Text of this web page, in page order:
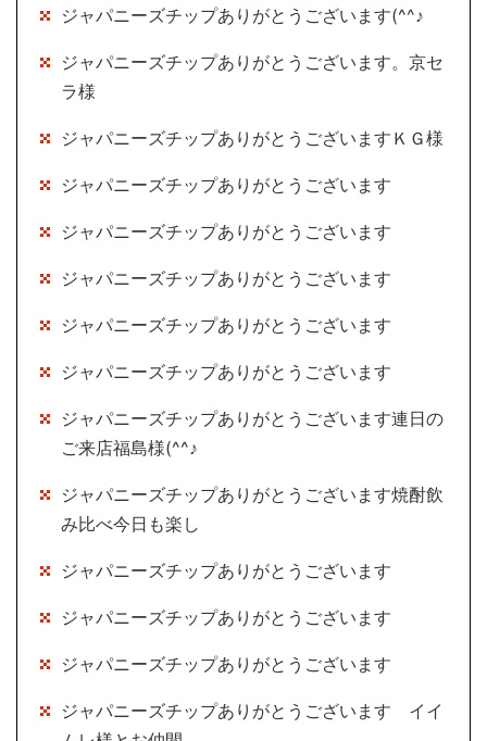
ジャパニーズチップありがとうございます(^^♪
ジャパニーズチップありがとうございます。京セ
ラ様
ジャパニーズチップありがとうございますＫＧ様
ジャパニーズチップありがとうございます
ジャパニーズチップありがとうございます
ジャパニーズチップありがとうございます
ジャパニーズチップありがとうございます
ジャパニーズチップありがとうございます
ジャパニーズチップありがとうございます連日の
ご来店福島様(^^♪
ジャパニーズチップありがとうございます焼酎飲
み比べ今日も楽し
ジャパニーズチップありがとうございます
ジャパニーズチップありがとうございます
ジャパニーズチップありがとうございます
ジャパニーズチップありがとうございます イイ